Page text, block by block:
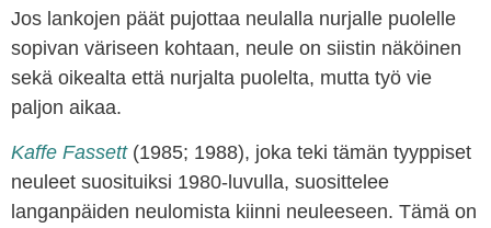
Jos lankojen päät pujottaa neulalla nurjalle puolelle
sopivan väriseen kohtaan, neule on siistin näköinen
sekä oikealta että nurjalta puolelta, mutta työ vie
paljon aikaa.
Kaffe Fassett(1985; 1988), joka teki tämän tyyppiset
neuleet suosituiksi 1980-luvulla, suosittelee
langanpäiden neulomista kiinni neuleeseen. Tämä on